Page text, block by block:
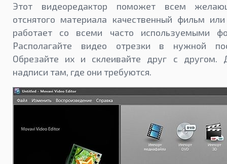
Этот видеоредактор поможет всем
отснятого материала качественный фильм
работает со всеми часто используемыми
Располагайте видео отрезки в нужной
Обрезайте их и склеивайте друг с другом.
надписи там, где они требуются.